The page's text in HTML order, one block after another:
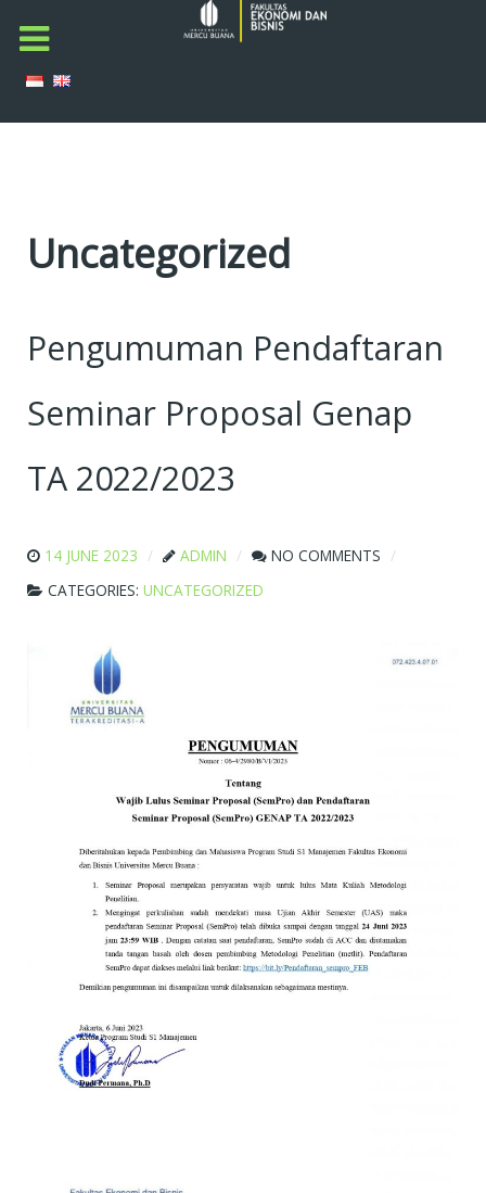
Uncategorized
Pengumuman Pendaftaran
Seminar Proposal Genap
TA 2022/2023
14 JUNE 2023 ADMIN
NO COMMENTS
CATEGORIES: UNCATEGORIZED